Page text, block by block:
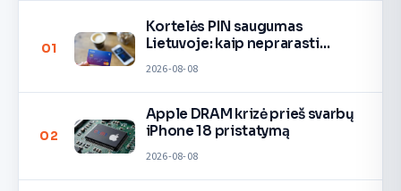
01
Kortelės PIN saugumas
Lietuvoje: kaip neprarasti
2026-08-08
02
Apple DRAM krizė prieš svarbų
iPhone 18 pristatymą
2026-08-08